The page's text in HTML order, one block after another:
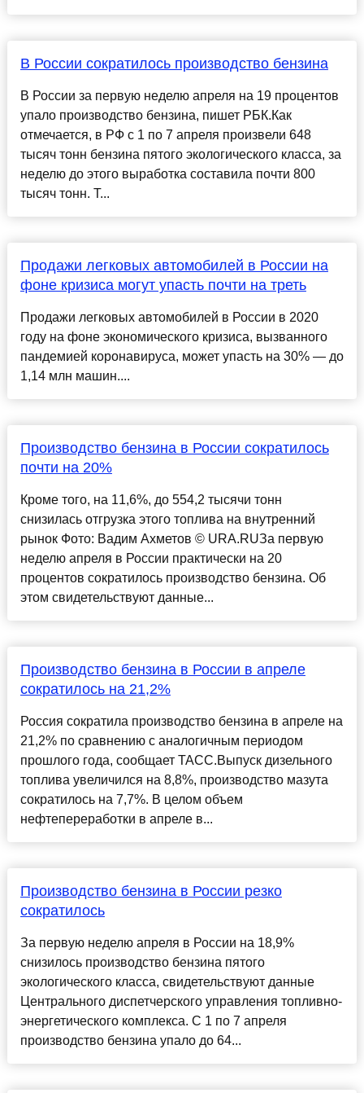
В России сократилось производство бензина
В России за первую неделю апреля на 19 процентов
упало производство бензина, пишет РБК.Как
отмечается, в РФ с 1 по 7 апреля произвели 648
тысяч тонн бензина пятого экологического класса, за
неделю до этого выработка составила почти 800
тысяч тонн. Т...
Продажи легковых автомобилей в России на
фоне кризиса могут упасть почти на треть
Продажи легковых автомобилей в России в 2020
году на фоне экономического кризиса, вызванного
пандемией коронавируса, может упасть на 30% — до
1,14 млн машин....
Производство бензина в России сократилось
почти на 20%
Кроме того, на 11,6%, до 554,2 тысячи тонн
снизилась отгрузка этого топлива на внутренний
рынок Фото: Вадим Ахметов © URA.RUЗа первую
неделю апреля в России практически на 20
процентов сократилось производство бензина. Об
этом свидетельствуют данные...
Производство бензина в России в апреле
сократилось на 21,2%
Россия сократила производство бензина в апреле на
21,2% по сравнению с аналогичным периодом
прошлого года, сообщает ТАСС.Выпуск дизельного
топлива увеличился на 8,8%, производство мазута
сократилось на 7,7%. В целом объем
нефтепереработки в апреле в...
Производство бензина в России резко
сократилось
За первую неделю апреля в России на 18,9%
снизилось производство бензина пятого
экологического класса, свидетельствуют данные
Центрального диспетчерского управления топливно-
энергетического комплекса. С 1 по 7 апреля
производство бензина упало до 64...